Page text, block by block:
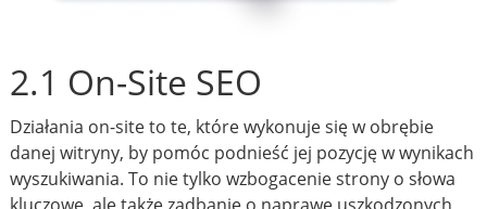
2.1 On-Site SEO
Działania on-site to te, które wykonuje się w obrębie
danej witryny, by pomóc podnieść jej pozycję w wynikach
wyszukiwania. To nie tylko wzbogacenie strony o słowa
kluczowe, ale także zadbanie o naprawę uszkodzonych